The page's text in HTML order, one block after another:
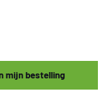
mijn bestelling